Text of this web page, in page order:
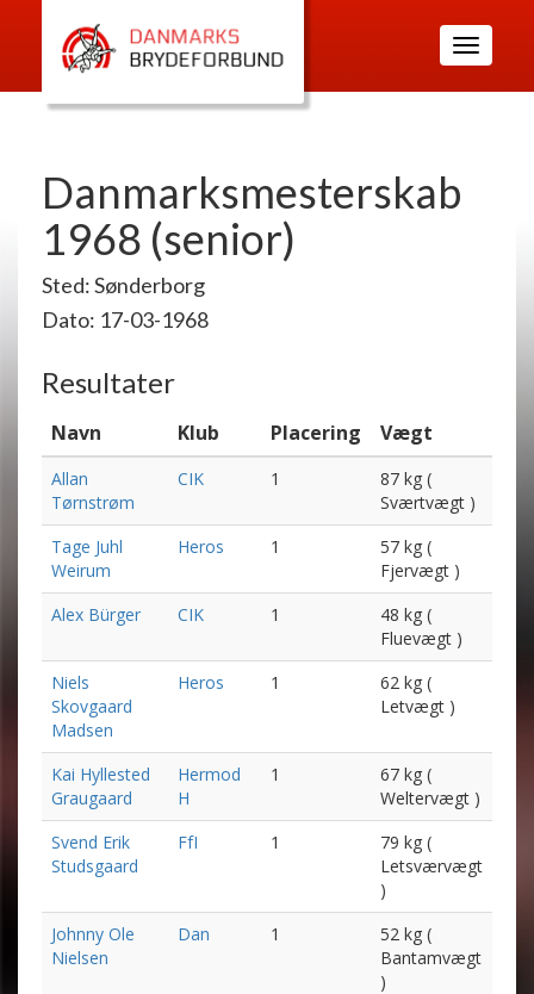
Toggle
navigation
Danmarksmesterskab
1968 (senior)
Sted: Sønderborg
Dato: 17-03-1968
Resultater
Navn Klub Placering Vægt
Allan
Tørnstrøm
CIK 1
87 kg (
Sværtvægt )
Tage Juhl
Weirum
Heros 1
57 kg (
Fjervægt )
Alex Bürger
CIK 1
48 kg (
Fluevægt )
Niels
Skovgaard
Madsen
Heros 1
62 kg (
Letvægt )
Kai Hyllested
Graugaard
Hermod
H
1
67 kg (
Weltervægt )
Svend Erik
Studsgaard
FfI 1
79 kg (
Letsværvægt
)
Johnny Ole
Nielsen
Dan 1
52 kg (
Bantamvægt
)